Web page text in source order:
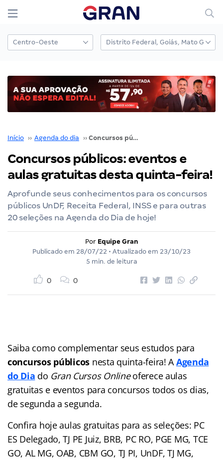
Início ›› Agenda do dia ›› Concursos públicos: eventos e aulas gratuitas desta quinta-feira!
Concursos públicos: eventos e
aulas gratuitas desta quinta-feira!
Aprofunde seus conhecimentos para os concursos
públicos UnDF, Receita Federal, INSS e para outras
20 seleções na Agenda do Dia de hoje!
Por Equipe Gran
Publicado em 28/07/22 • Atualizado em 23/10/23
5 min. de leitura
0 0
Saiba como complementar seus estudos para
concursos públicos nesta quinta-feira! AAgenda
do Dia do Gran Cursos Onlineoferece aulas
gratuitas e eventos para concursos todos os dias,
de segunda a segunda.
Confira hoje aulas gratuitas para as seleções: PC
ES Delegado, TJ PE Juiz, BRB, PC RO, PGE MG, TCE
GO, AL MG, OAB, CBM GO, TJ PI, UnDF, TJ MG,